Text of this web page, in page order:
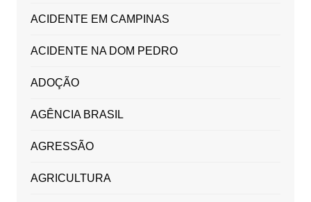
ACIDENTE EM CAMPINAS
ACIDENTE NA DOM PEDRO
ADOÇÃO
AGÊNCIA BRASIL
AGRESSÃO
AGRICULTURA